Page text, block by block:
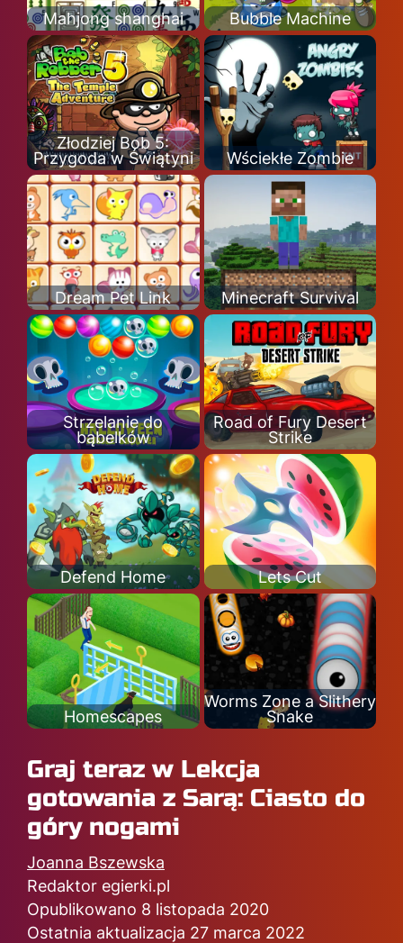
Mahjong shanghai Bubble Machine
Złodziej Bob 5:
Przygoda w Świątyni
Wściekłe Zombie
Dream Pet Link Minecraft Survival
Strzelanie do
bąbelków
Road of Fury Desert
Strike
Defend Home Lets Cut
Homescapes
Worms Zone a Slithery
Snake
Graj teraz w Lekcja
gotowania z Sarą: Ciasto do
góry nogami
Joanna Bszewska
Redaktor egierki.pl
Opublikowano 8 listopada 2020
Ostatnia aktualizacja 27 marca 2022